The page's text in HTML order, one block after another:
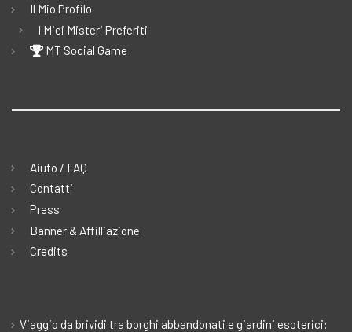
Il Mio Profilo
I Miei Misteri Preferiti
MT Social Game
Aiuto / FAQ
Contatti
Press
Banner & Affilliazione
Credits
Viaggio da brividi tra borghi abbandonati e giardini esoterici: